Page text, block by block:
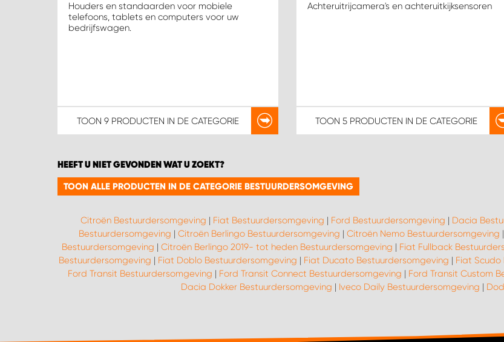
Houders en standaarden voor mobiele
telefoons, tablets en computers voor uw
bedrijfswagen.
TOON 9 PRODUCTEN IN DE CATEGORIE
Achteruitrijcamera's en achteruitkijksensoren
TOON5 PRODUCTEN IN DE CATEGORIE
HEEFT U NIET GEVONDEN WAT U ZOEKT?
TOON ALLE PRODUCTEN IN DE CATEGORIE BESTUURDERSOMGEVING
Citroën Bestuurdersomgeving | Fiat Bestuurdersomgeving | Ford Bestuurdersomgeving | Dacia
Bestuurdersomgeving | Citroën Berlingo Bestuurdersomgeving | Citroën Nemo Bestuurdersomgeving |
Bestuurdersomgeving | Citroën Berlingo 2019- tot heden Bestuurdersomgeving | Fiat Fullback
Bestuurdersomgeving | Fiat Doblo Bestuurdersomgeving | Fiat Ducato Bestuurdersomgeving | Fiat Scudo
Ford Transit Bestuurdersomgeving | Ford Transit Connect Bestuurdersomgeving | Ford Transit Custom
Dacia Dokker Bestuurdersomgeving | Iveco Daily Bestuurdersomgeving |